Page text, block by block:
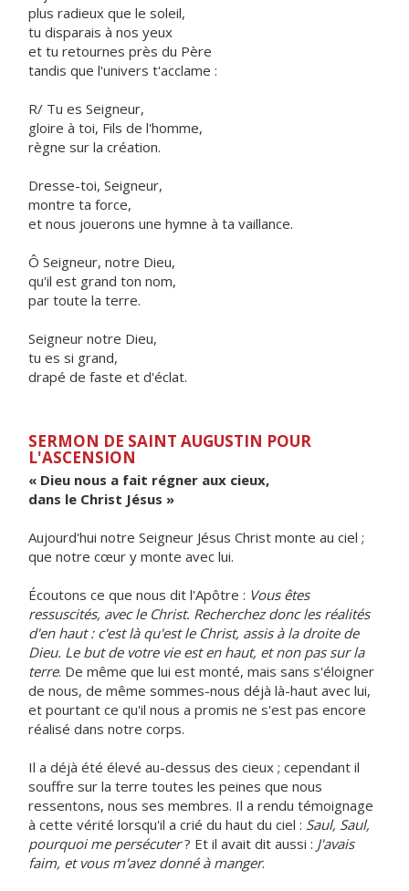
plus radieux que le soleil,
tu disparais à nos yeux
et tu retournes près du Père
tandis que l'univers t'acclame :
R/ Tu es Seigneur,
gloire à toi, Fils de l'homme,
règne sur la création.
Dresse-toi, Seigneur,
montre ta force,
et nous jouerons une hymne à ta vaillance.
Ô Seigneur, notre Dieu,
qu'il est grand ton nom,
par toute la terre.
Seigneur notre Dieu,
tu es si grand,
drapé de faste et d'éclat.
SERMON DE SAINT AUGUSTIN POUR
L'ASCENSION
« Dieu nous a fait régner aux cieux,
dans le Christ Jésus »
Aujourd'hui notre Seigneur Jésus Christ monte au ciel ;
que notre cœur y monte avec lui.
Écoutons ce que nous dit l'Apôtre : Vous êtes
ressuscités, avec le Christ. Recherchez donc les réalités
d'en haut : c'est là qu'est le Christ, assis à la droite de
Dieu. Le but de votre vie est en haut, et non pas sur la
terre. De même que lui est monté, mais sans s'éloigner
de nous, de même sommes-nous déjà là-haut avec lui,
et pourtant ce qu'il nous a promis ne s'est pas encore
réalisé dans notre corps.
Il a déjà été élevé au-dessus des cieux ; cependant il
souffre sur la terre toutes les peines que nous
ressentons, nous ses membres. Il a rendu témoignage
à cette vérité lorsqu'il a crié du haut du ciel : Saul, Saul,
pourquoi me persécuter? Et il avait dit aussi : J'avais
faim, et vous m'avez donné à manger.